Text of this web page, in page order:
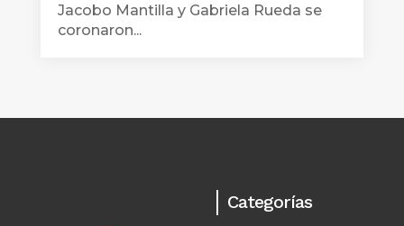
Jacobo Mantilla y Gabriela Rueda se
coronaron...
Categorías